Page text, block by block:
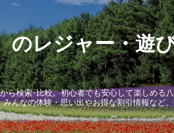
のレジャー・遊
ら検索･比較。初心者でも安心して楽しめる
んなの体験・思い出やお得な割引情報など